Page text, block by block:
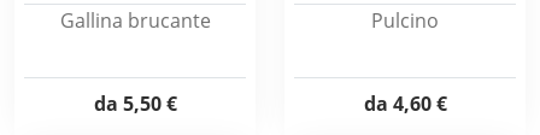
Gallina brucante
da 5,50 €
Pulcino
da 4,60 €